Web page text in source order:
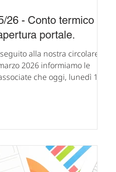
26 - Conto termico
portale.
alla nostra circolare n.
informiamo le
che oggi, lunedì 13
Settore e Pubbliche
le imprese resta